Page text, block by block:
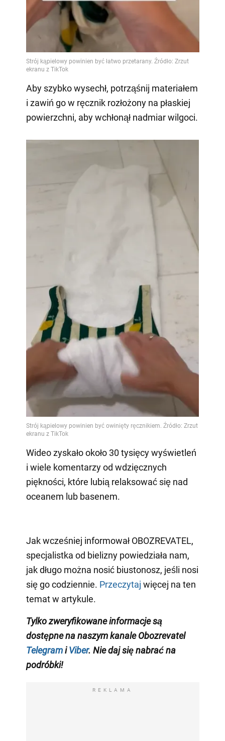
Aby szybko wysechł, potrząśnij materiałem
i zawiń go w ręcznik rozłożony na płaskiej
powierzchni, aby wchłonął nadmiar wilgoci.
Wideo zyskało około 30 tysięcy wyświetleń
i wiele komentarzy od wdzięcznych
piękności, które lubią relaksować się nad
oceanem lub basenem.
Jak wcześniej informował OBOZREVATEL,
specjalistka od bielizny powiedziała nam,
jak długo można nosić biustonosz, jeśli nosi
się go codziennie. Przeczytaj więcej na ten
temat w artykule.
Tylko zweryfikowane informacje są
dostępne na naszym kanale Obozrevatel
TelegramiViber. Nie daj się nabrać na
podróbki!
REKLAMA